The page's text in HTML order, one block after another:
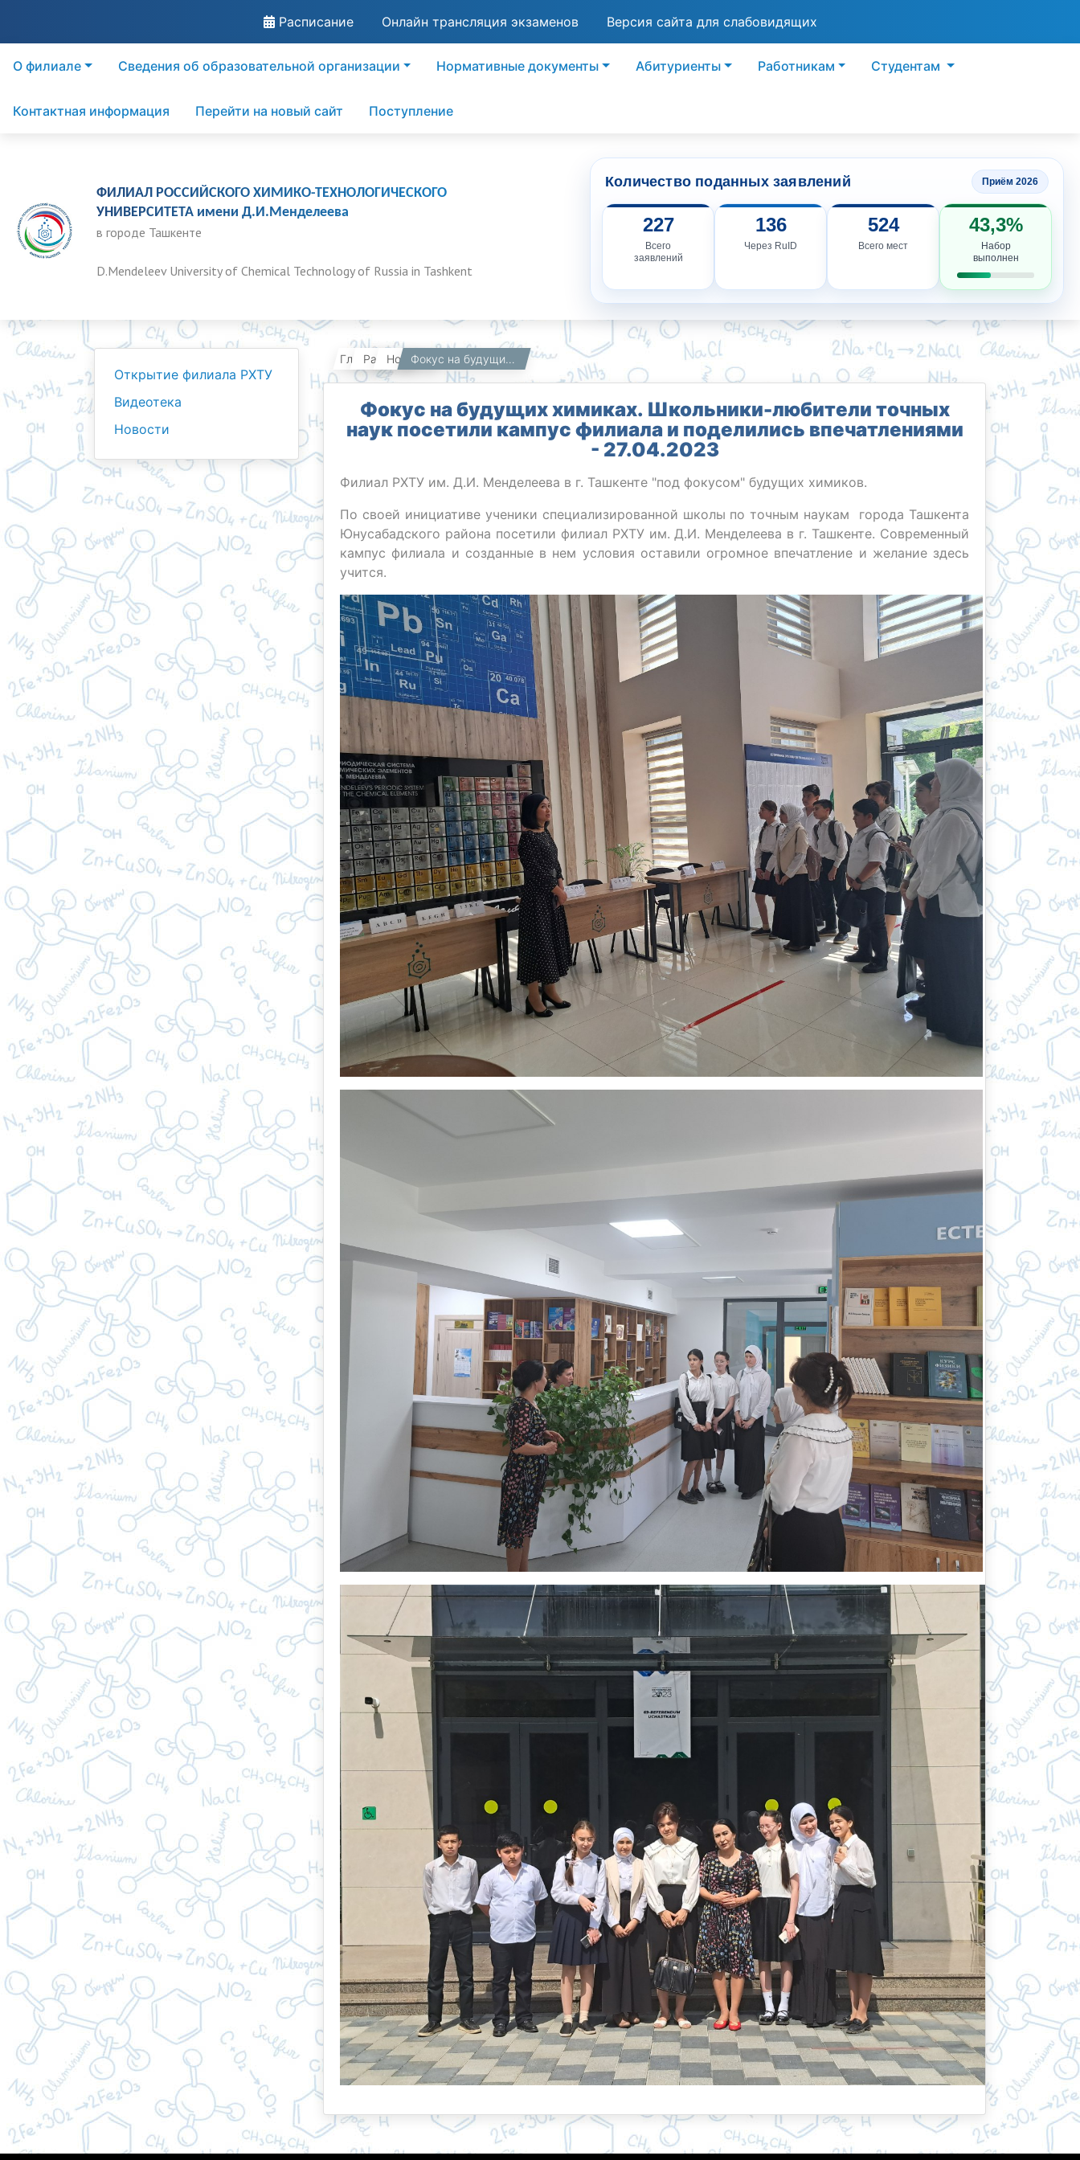
Расписание Онлайн трансляция экзаменов Версия сайта для слабовидящих
О филиале Сведения об образовательной организации Нормативные документы Абитуриенты Работникам Студентам
Контактная информация Перейти на новый сайт Поступление
ФИЛИАЛ РОССИЙСКОГО ХИМИКО-ТЕХНОЛОГИЧЕСКОГО
УНИВЕРСИТЕТА имени Д.И.Менделеева
в городе Ташкенте
D.Mendeleev University of Chemical Technology of Russia in Tashkent
Количество поданных заявлений Приём 2026
227
Всего
заявлений
136
Через RuID
524
Всего мест
43,3%
Набор
выполнен
Открытие филиала РХТУ
Видеотека
Новости
Главная Работникам Новости Фокус на будущих химиках. Школьники-любители точных наук посетили кампус филиала и поделились впечатлениями - 27.04.2023
Фокус на будущих химиках. Школьники-любители точных
наук посетили кампус филиала и поделились впечатлениями
- 27.04.2023
Филиал РХТУ им. Д.И. Менделеева в г. Ташкенте "под фокусом" будущих химиков.
По своей инициативе ученики специализированной школы по точным наукам города Ташкента
Юнусабадского района посетили филиал РХТУ им. Д.И. Менделеева в г. Ташкенте. Современный
кампус филиала и созданные в нем условия оставили огромное впечатление и желание здесь
учится.